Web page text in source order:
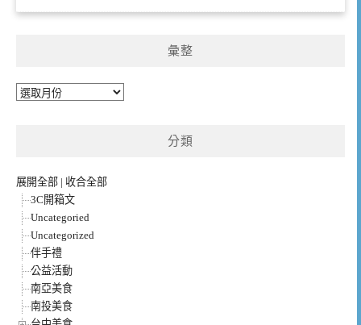
彙整
彙
分類
展開全部 | 收合全部
3C開箱文
Uncategoried
Uncategorized
伴手禮
公益活動
南亞美食
南投美食